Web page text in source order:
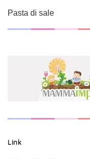
Pasta di sale
Link